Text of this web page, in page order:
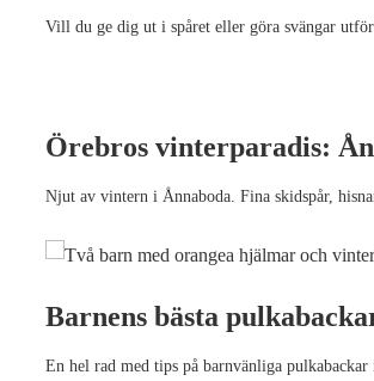
Vill du ge dig ut i spåret eller göra svängar
Örebros vinterparadis:
Njut av vintern i Ånnaboda. Fina skidspår,
Barnens bästa
En hel rad med tips på barnvänliga